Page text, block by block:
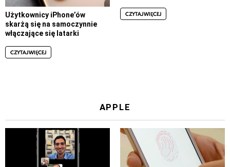
Użytkownicy iPhone’ów
skarżą się na samoczynnie
włączające się latarki
CZYTAJ WIĘCEJ
CZYTAJ WIĘCEJ
APPLE